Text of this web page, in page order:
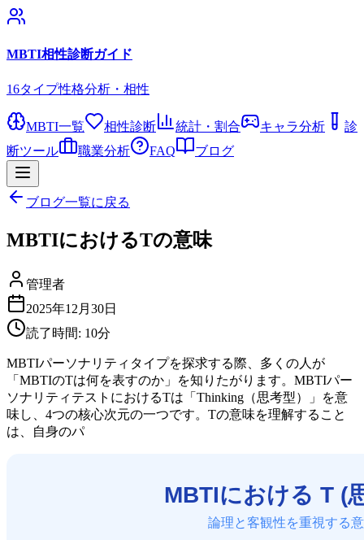
MBTI相性診断ガイド
16タイプ性格分析・相性
MBTI一覧 相性診断 統計・割合 キャラ分析
診
断ツール
職業分析 FAQ ブログ
ブログ一覧に戻る
MBTIにおけるTの意味
管理者
2025年12月30日
読了時間: 10分
MBTIパーソナリティタイプを探求する際、多くの人が
「MBTIのTは何を表すのか」を知りたがります。MBTIパー
ソナリティテストにおけるTは「Thinking（思考型）」を意
味し、4つの核心次元の一つです。Tの意味を理解すること
は、自身のパ